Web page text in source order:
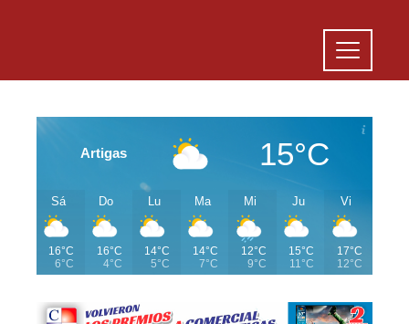
Artigas 15°C
Sá
16°C
6°C
Do
16°C
4°C
Lu
14°C
5°C
Ma
14°C
7°C
Mi
12°C
9°C
Ju
15°C
11°C
Vi
17°C
12°C